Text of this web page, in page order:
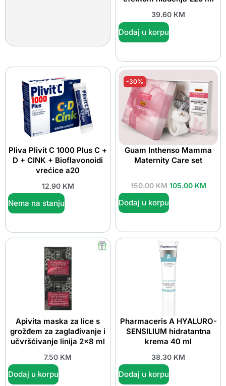
39.60 KM
Dodaj u korpu
Pliva Plivit C 1000 Plus C +
D + CINK + Bioflavonoidi
vrećice a20
12.90 KM
Nema na stanju
-30%
Guam Inthenso Mamma
Maternity Care set
150.00KM 105.00 KM
Dodaj u korpu
Apivita maska za lice s
grožđem za zaglađivanje i
učvršćivanje linija 2×8 ml
7.50 KM
Dodaj u korpu
Pharmaceris A HYALURO-
SENSILIUM hidratantna
krema 40 ml
38.30 KM
Dodaj u korpu